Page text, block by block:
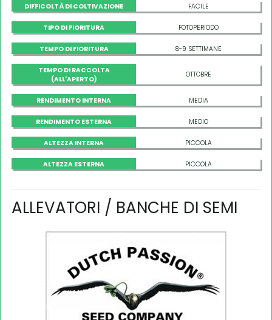
DIFFICOLTÀ DI COLTIVAZIONE FACILE
TIPO DI FIORITURA FOTOPERIODO
TEMPO DI FIORITURA 8-9 SETTIMANE
TEMPO DI RACCOLTA
(ALL'APERTO)
OTTOBRE
RENDIMENTO INTERNA MEDIA
RENDIMENTO ESTERNA MEDIO
ALTEZZA INTERNA PICCOLA
ALTEZZA ESTERNA PICCOLA
ALLEVATORI / BANCHE DI SEMI